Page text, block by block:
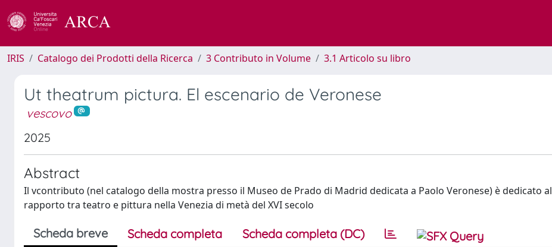
IRIS Catalogo dei Prodotti della Ricerca 3 Contributo in Volume 3.1 Articolo su libro
Ut theatrum pictura. El escenario de Veronese
vescovo
2025
Abstract
Il vcontributo (nel catalogo della mostra presso il Museo de Prado di Madrid dedicata a Paolo Veronese) è dedicato al
rapporto tra teatro e pittura nella Venezia di metà del XVI secolo
Scheda breve Scheda completa Scheda completa (DC)